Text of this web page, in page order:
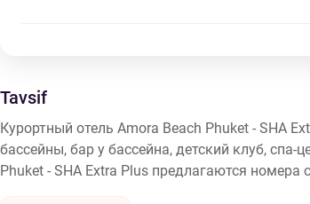
Tavsif
Курортный отель Amora Beach Phuket - SHA
бассейны, бар у бассейна, детский клуб,
Phuket - SHA Extra Plus предлагаются